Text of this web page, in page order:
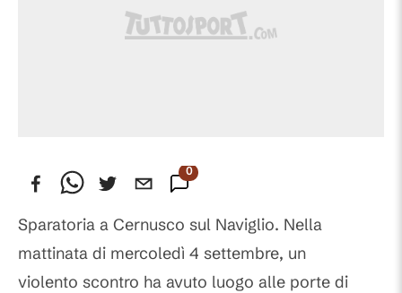
0
Sparatoria a Cernusco sul Naviglio. Nella
mattinata di mercoledì 4 settembre, un
violento scontro ha avuto luogo alle porte di